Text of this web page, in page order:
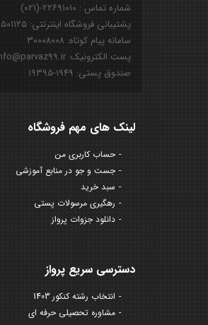
شماره تماس : ۲۲۶۹۱۰۱۰-(۰۲۱)
پشتیبانی فروشگاه اینترنتی: ۰۹۱۲۸۵۰۱۱۲۵
سامانه پیام کوتاه: ۳۰۰۰۸۰۰۸
پست الکترونیک: info@parvaz99.ir
صندوق پستی: ۱۹۴۹-۱۹۳۹۵
لینک های مهم فروشگاه
حساب کاربری من
جست و جو در منابع آموزشی
سبد خرید
رهگیری مرسولات پستی
دانلود جزوات پرواز
دسترسی سریع پرواز
انتخاب رشته کنکور 1403
مشاوره تحصیلی حرفه ای